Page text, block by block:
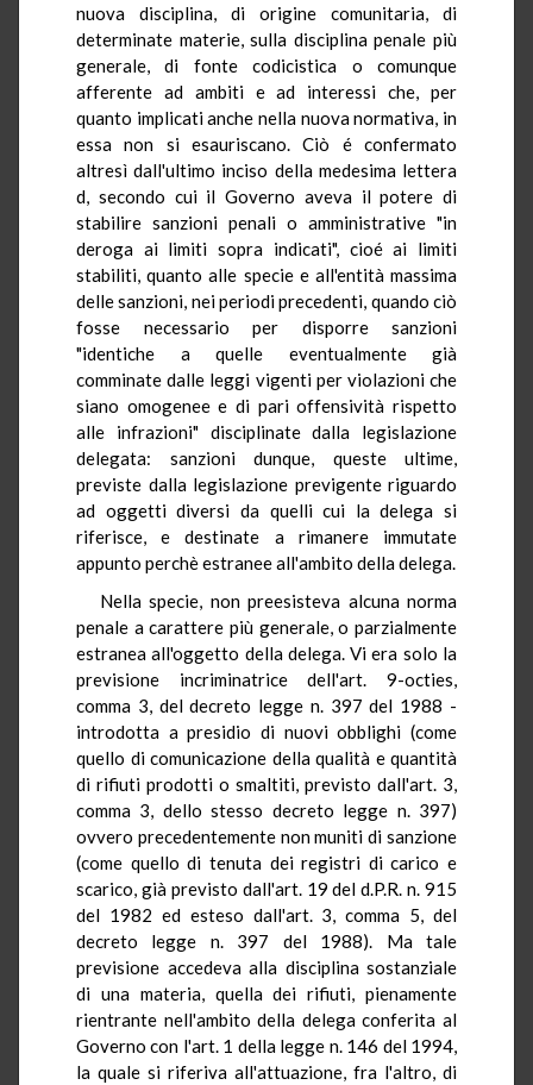
nuova disciplina, di origine comunitaria, di
determinate materie, sulla disciplina penale più
generale, di fonte codicistica o comunque
afferente ad ambiti e ad interessi che, per
quanto implicati anche nella nuova normativa, in
essa non si esauriscano. Ciò é confermato
altresì dall'ultimo inciso della medesima lettera
d, secondo cui il Governo aveva il potere di
stabilire sanzioni penali o amministrative "in
deroga ai limiti sopra indicati", cioé ai limiti
stabiliti, quanto alle specie e all'entità massima
delle sanzioni, nei periodi precedenti, quando ciò
fosse necessario per disporre sanzioni
"identiche a quelle eventualmente già
comminate dalle leggi vigenti per violazioni che
siano omogenee e di pari offensività rispetto
alle infrazioni" disciplinate dalla legislazione
delegata: sanzioni dunque, queste ultime,
previste dalla legislazione previgente riguardo
ad oggetti diversi da quelli cui la delega si
riferisce, e destinate a rimanere immutate
appunto perchè estranee all'ambito della delega.
Nella specie, non preesisteva alcuna norma
penale a carattere più generale, o parzialmente
estranea all'oggetto della delega. Vi era solo la
previsione incriminatrice dell'art. 9-octies,
comma 3, del decreto legge n. 397 del 1988 -
introdotta a presidio di nuovi obblighi (come
quello di comunicazione della qualità e quantità
di rifiuti prodotti o smaltiti, previsto dall'art. 3,
comma 3, dello stesso decreto legge n. 397)
ovvero precedentemente non muniti di sanzione
(come quello di tenuta dei registri di carico e
scarico, già previsto dall'art. 19 del d.P.R. n. 915
del 1982 ed esteso dall'art. 3, comma 5, del
decreto legge n. 397 del 1988). Ma tale
previsione accedeva alla disciplina sostanziale
di una materia, quella dei rifiuti, pienamente
rientrante nell'ambito della delega conferita al
Governo con l'art. 1 della legge n. 146 del 1994,
la quale si riferiva all'attuazione, fra l'altro, di